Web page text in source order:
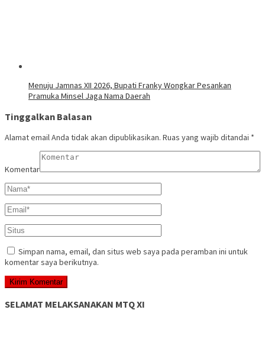
Menuju Jamnas XII 2026, Bupati Franky Wongkar Pesankan
Pramuka Minsel Jaga Nama Daerah
Tinggalkan Balasan
Alamat email Anda tidak akan dipublikasikan. Ruas yang wajib ditandai *
Komentar
Simpan nama, email, dan situs web saya pada peramban ini untuk
komentar saya berikutnya.
SELAMAT MELAKSANAKAN MTQ XI